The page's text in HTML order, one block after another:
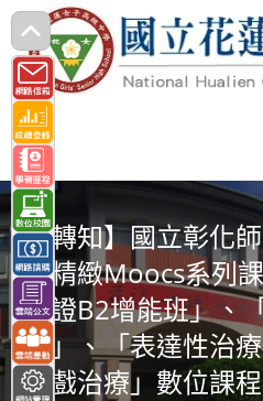
跳
轉
至
主
要
內
容 【轉知】國立彰化
「精緻Moocs系列
認證B2增能班」、
門」、「表達性治
遊戲治療」數位課